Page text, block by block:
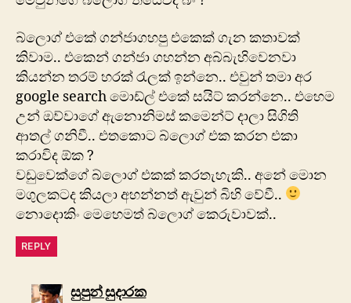
බ්ලොග් එකේ ගන්ජාගහපු එකෙක් ගැන කතාවක්
කිවාම.. එකෙන් ගන්ජා ගහන්න අබ්බැහිවෙනවා
කියන්න තරම් හරක් රැලක් ඉන්නෙ.. එවුන් තමා අර
google search මොඩ්ල් එකේ සයිට් කරන්නෙ.. එහෙම
උන් ඔව්වාගේ ඇනොනිමස් කමෙන්ට් දාලා සිගිති
ආතල් ගනිවී.. එතකොට බ්ලොග් එක කරන එකා
කරාවිද ඕක ?
වඩුවෙක්ගේ බ්ලොග් එකක් කරතැහැකි.. අනේ මොන
මගුලකටද කියලා අහන්නත් ඇවුන් බිහි වේවී..
නොදොකිං මෙහෙමත් බ්ලොග් කෙරුවාවක්..
REPLY
සුපුන් සුදාරකsays: